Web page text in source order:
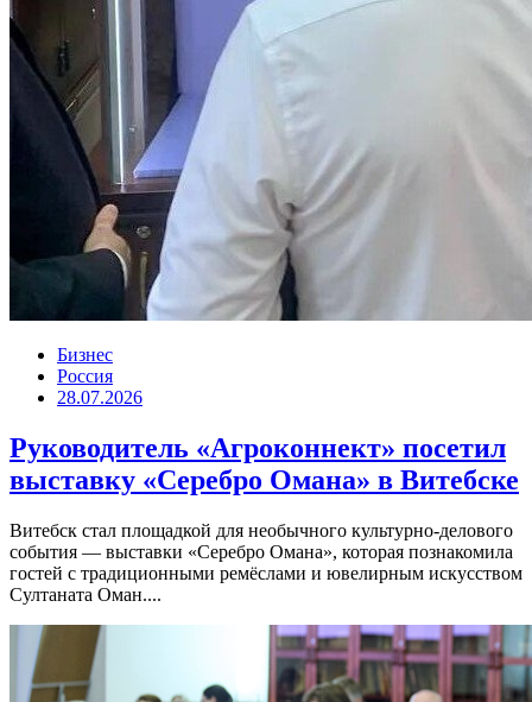
Бизнес
Россия
28.07.2026
Руководитель «Агроконнект» посетил
выставку «Серебро Омана» в Витебске
Витебск стал площадкой для необычного культурно-делового
события — выставки «Серебро Омана», которая познакомила
гостей с традиционными ремёслами и ювелирным искусством
Султаната Оман....